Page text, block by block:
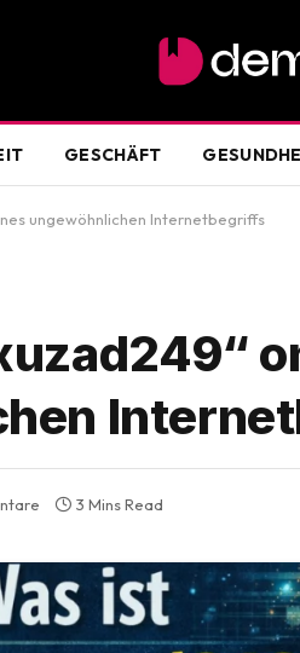
GESCHÄFT
ungewöhnlichen Internetbegriffs
3 Mins Read